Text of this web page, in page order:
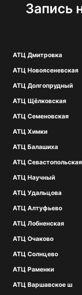
Запись
АТЦ Дмитровка
АТЦ Новоясеневская
АТЦ Долгопрудный
АТЦ Щёлковская
АТЦ Семеновская
АТЦ Химки
АТЦ Балашиха
АТЦ Севастопольская
АТЦ Научный
АТЦ Удальцова
АТЦ Алтуфьево
АТЦ Лобненская
АТЦ Очаково
АТЦ Солнцево
АТЦ Раменки
АТЦ Варшавское ш